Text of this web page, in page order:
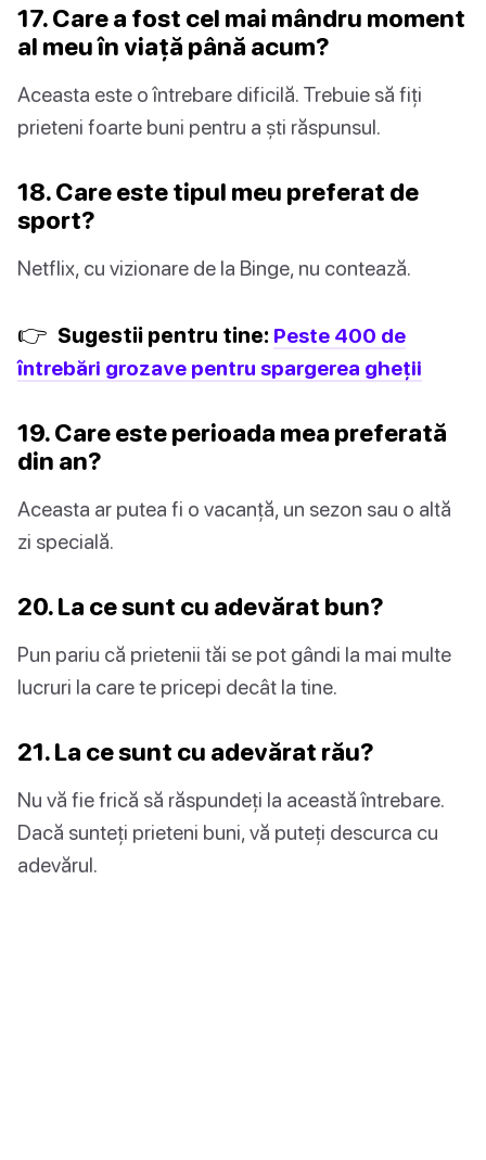
17. Care a fost cel mai mândru moment
al meu în viață până acum?
Aceasta este o întrebare dificilă. Trebuie să fiți
prieteni foarte buni pentru a ști răspunsul.
18. Care este tipul meu preferat de
sport?
Netflix, cu vizionare de la Binge, nu contează.
👉 Sugestii pentru tine: Peste 400 de
întrebări grozave pentru spargerea gheții
19. Care este perioada mea preferată
din an?
Aceasta ar putea fi o vacanță, un sezon sau o altă
zi specială.
20. La ce sunt cu adevărat bun?
Pun pariu că prietenii tăi se pot gândi la mai multe
lucruri la care te pricepi decât la tine.
21. La ce sunt cu adevărat rău?
Nu vă fie frică să răspundeți la această întrebare.
Dacă sunteți prieteni buni, vă puteți descurca cu
adevărul.